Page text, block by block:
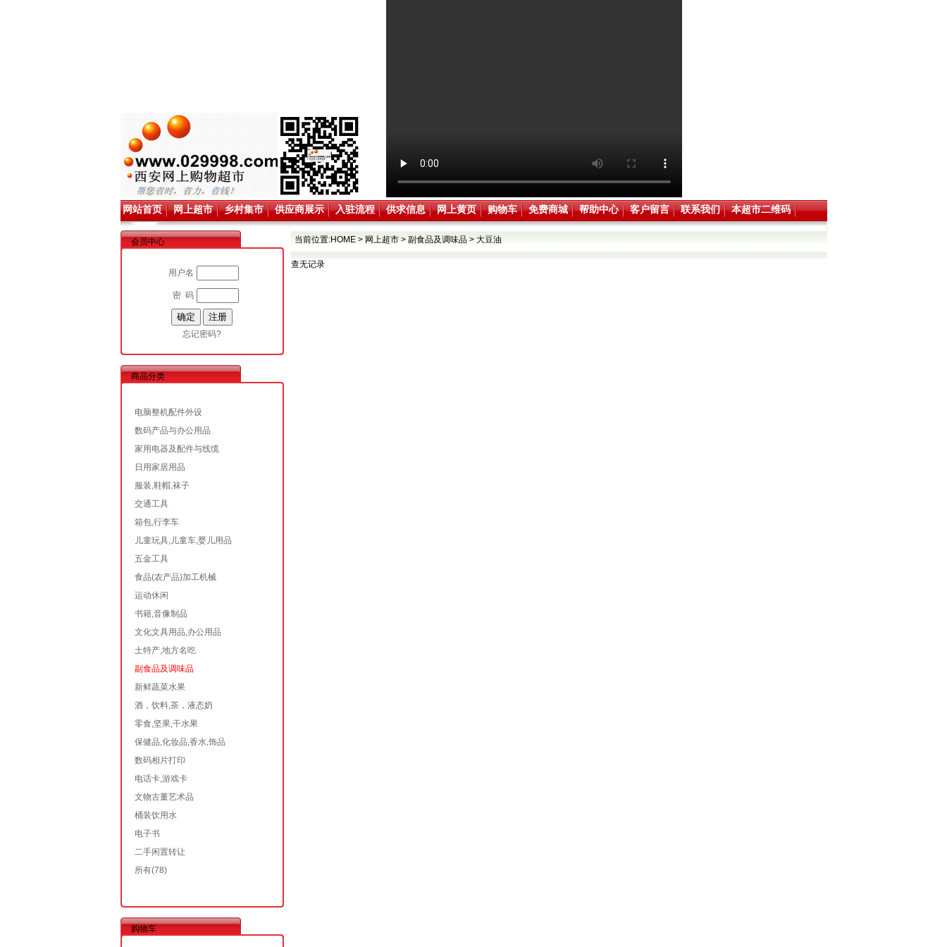
网站首页 网上超市 乡村集市 供应商展示 入驻流程 供求信息 网上黄页 购物车 免费商城 帮助中心 客户留言 联系我们 本超市二维码
会员中心
用户名
密 码
忘记密码?
商品分类
电脑整机配件外设
数码产品与办公用品
家用电器及配件与线缆
日用家居用品
服装,鞋帽,袜子
交通工具
箱包,行李车
儿童玩具,儿童车,婴儿用品
五金工具
食品(农产品)加工机械
运动休闲
书籍,音像制品
文化文具用品,办公用品
土特产,地方名吃
副食品及调味品
新鲜蔬菜水果
酒，饮料,茶，液态奶
零食,坚果,干水果
保健品,化妆品,香水,饰品
数码相片打印
电话卡,游戏卡
文物古董艺术品
桶装饮用水
电子书
二手闲置转让
所有(78)
购物车
当前位置:HOME> 网上超市> 副食品及调味品> 大豆油
查无记录